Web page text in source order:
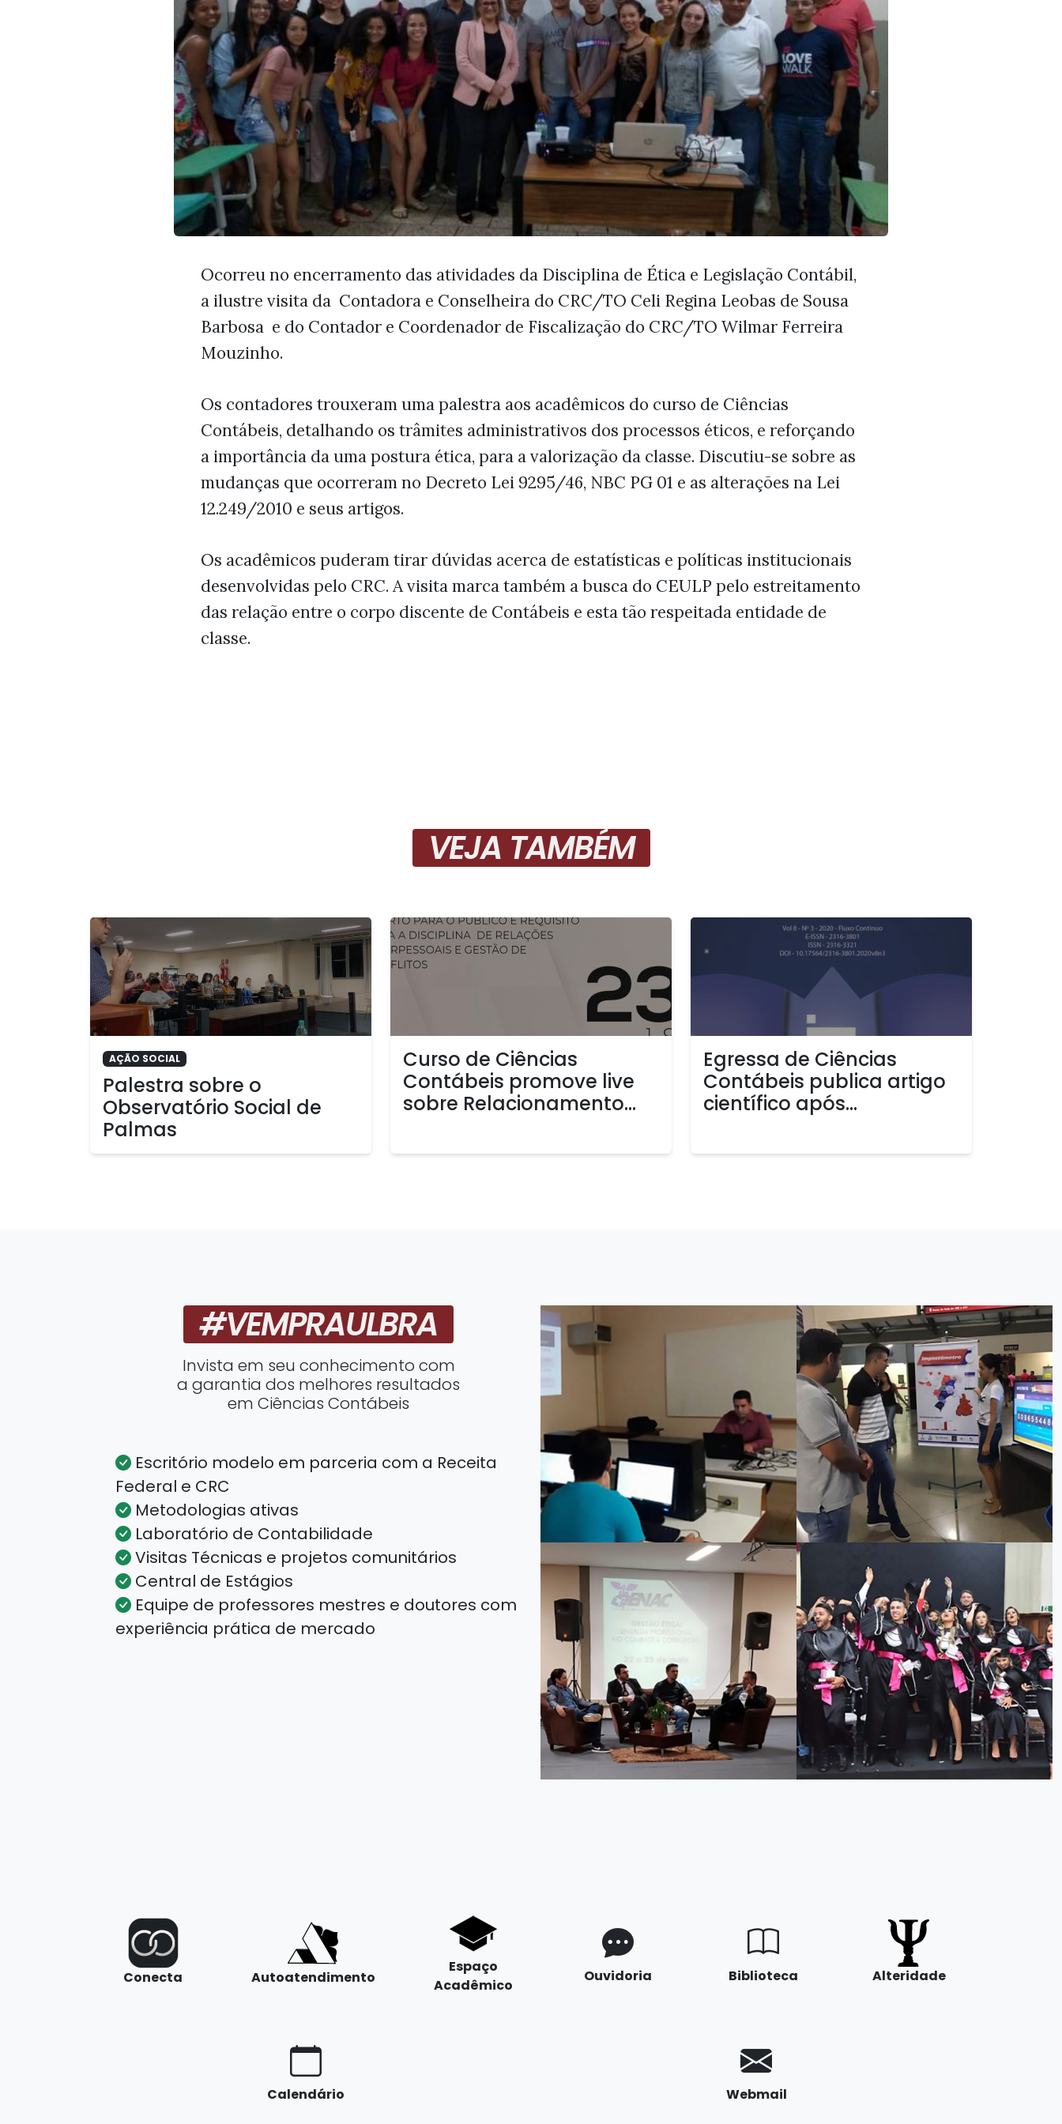
Ocorreu no encerramento das atividades da Disciplina de Ética e Legislação Contábil,
a ilustre visita da Contadora e Conselheira do CRC/TO Celi Regina Leobas de Sousa
Barbosa e do Contador e Coordenador de Fiscalização do CRC/TO Wilmar Ferreira
Mouzinho.
Os contadores trouxeram uma palestra aos acadêmicos do curso de Ciências
Contábeis, detalhando os trâmites administrativos dos processos éticos, e reforçando
a importância da uma postura ética, para a valorização da classe. Discutiu-se sobre as
mudanças que ocorreram no Decreto Lei 9295/46, NBC PG 01 e as alterações na Lei
12.249/2010 e seus artigos.
Os acadêmicos puderam tirar dúvidas acerca de estatísticas e políticas institucionais
desenvolvidas pelo CRC. A visita marca também a busca do CEULP pelo estreitamento
das relação entre o corpo discente de Contábeis e esta tão respeitada entidade de
classe.
VEJA TAMBÉM
AÇÃO SOCIAL
Palestra sobre o
Observatório Social de
Palmas
Curso de Ciências
Contábeis promove live
sobre Relacionamento...
Egressa de Ciências
Contábeis publica artigo
científico após...
#VEMPRAULBRA
Invista em seu conhecimento com
a garantia dos melhores resultados
em Ciências Contábeis
Escritório modelo em parceria com a Receita
Federal e CRC
Metodologias ativas
Laboratório de Contabilidade
Visitas Técnicas e projetos comunitários
Central de Estágios
Equipe de professores mestres e doutores com
experiência prática de mercado
Conecta Autoatendimento
Espaço
Acadêmico
Ouvidoria Biblioteca Alteridade
Calendário Webmail